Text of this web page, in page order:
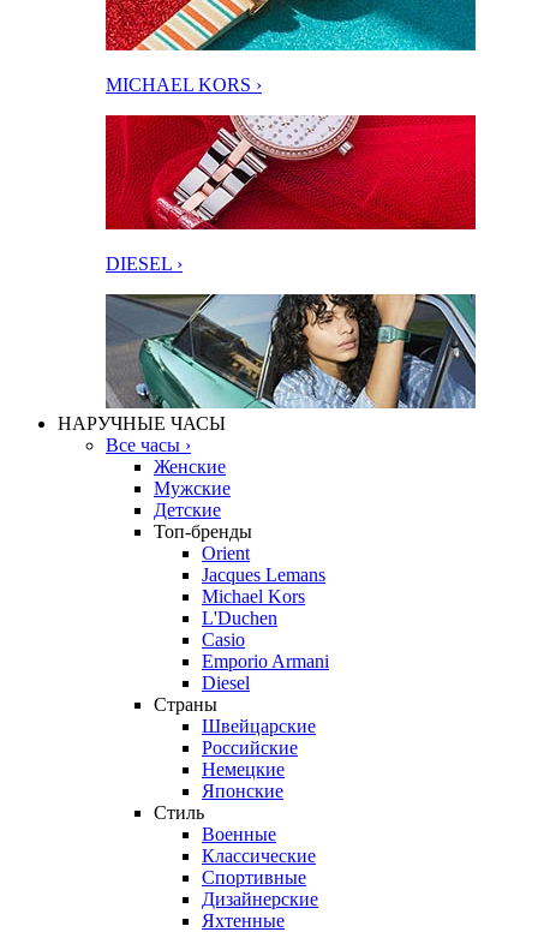
MICHAEL KORS ›
DIESEL ›
НАРУЧНЫЕ ЧАСЫ
Все часы ›
Женские
Мужские
Детские
Топ-бренды
Orient
Jacques Lemans
Michael Kors
L'Duchen
Casio
Emporio Armani
Diesel
Страны
Швейцарские
Российские
Немецкие
Японские
Стиль
Военные
Классические
Спортивные
Дизайнерские
Яхтенные